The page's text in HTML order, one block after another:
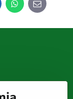
WhatsApp
E-
mail